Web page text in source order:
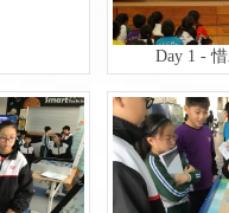
Day 1 -